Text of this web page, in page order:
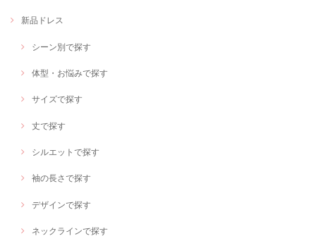
新品ドレス
シーン別で探す
体型・お悩みで探す
サイズで探す
丈で探す
シルエットで探す
袖の長さで探す
デザインで探す
ネックラインで探す